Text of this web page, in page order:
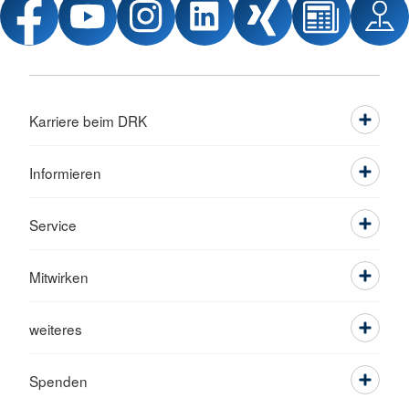
Karriere beim DRK
Informieren
Service
Mitwirken
weiteres
Spenden